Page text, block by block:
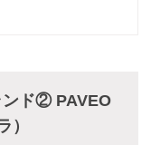
ンド② PAVEO
）